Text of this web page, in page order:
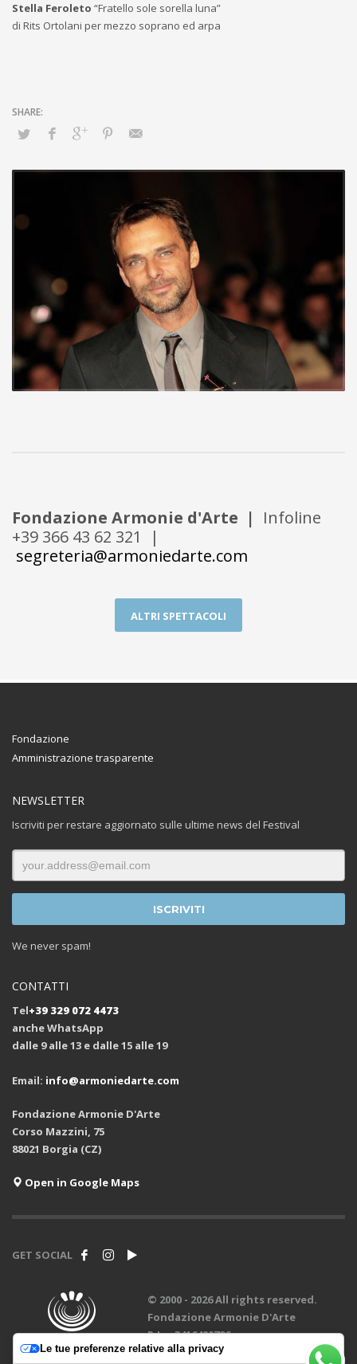
Stella Feroleto “Fratello sole sorella luna”
di Rits Ortolani per mezzo soprano ed arpa
Fondazione Armonie d'Arte | Infoline
+39 366 43 62 321 |
segreteria@armoniedarte.com
ALTRI SPETTACOLI
Fondazione
Amministrazione trasparente
NEWSLETTER
Iscriviti per restare aggiornato sulle ultime news del Festival
We never spam!
CONTATTI
Tel+39 329 072 4473
anche WhatsApp
dalle 9 alle 13 e dalle 15 alle 19
Email: info@armoniedarte.com
Fondazione Armonie D'Arte
Corso Mazzini, 75
88021 Borgia (CZ)
Open in Google Maps
GET SOCIAL
© 2000 - 2026 All rights reserved.
Fondazione Armonie D'Arte
P.Iva 3416420796
design byCreadiva
Le tue preferenze relative alla privacy